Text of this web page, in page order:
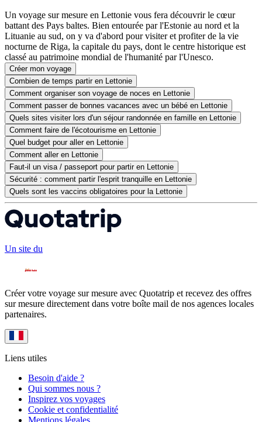
Un voyage sur mesure en Lettonie vous fera découvrir le cœur
battant des Pays baltes. Bien entourée par l'Estonie au nord et la
Lituanie au sud, on y va d'abord pour visiter et profiter de la vie
nocturne de Riga, la capitale du pays, dont le centre historique est
classé au patrimoine mondial de l'humanité par l'Unesco.
Créer mon voyage
Combien de temps partir en Lettonie
Comment organiser son voyage de noces en Lettonie
Comment passer de bonnes vacances avec un bébé en Lettonie
Quels sites visiter lors d'un séjour randonnée en famille en Lettonie
Comment faire de l'écotourisme en Lettonie
Quel budget pour aller en Lettonie
Comment aller en Lettonie
Faut-il un visa / passeport pour partir en Lettonie
Sécurité : comment partir l'esprit tranquille en Lettonie
Quels sont les vaccins obligatoires pour la Lettonie
Un site du
Créer votre voyage sur mesure avec Quotatrip et recevez des offres
sur mesure directement dans votre boîte mail de nos agences locales
partenaires.
Liens utiles
Besoin d'aide ?
Qui sommes nous ?
Inspirez vos voyages
Cookie et confidentialité
Mentions légales